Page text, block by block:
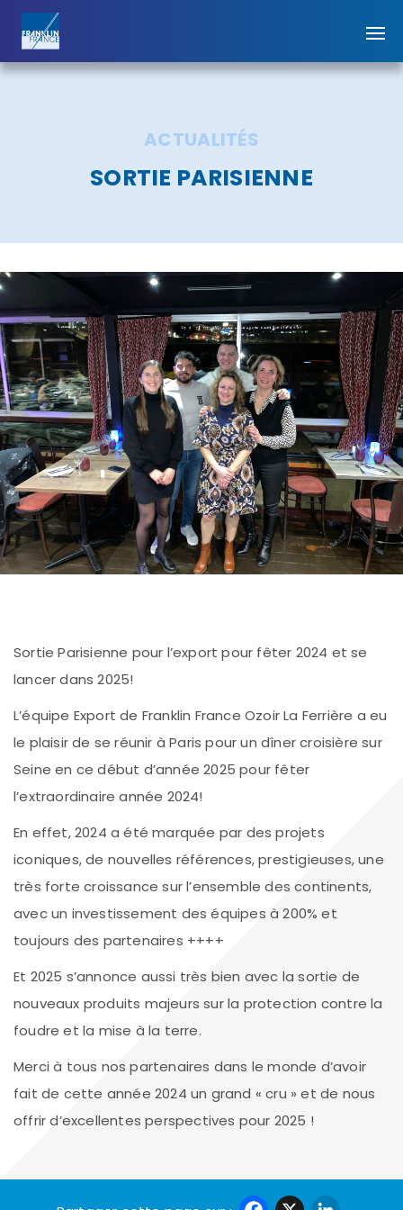
ACTUALITÉS
SORTIE PARISIENNE
Sortie Parisienne pour l’export pour fêter 2024 et se
lancer dans 2025!
L’équipe Export de Franklin France Ozoir La Ferrière a eu
le plaisir de se réunir à Paris pour un dîner croisière sur
Seine en ce début d’année 2025 pour fêter
l’extraordinaire année 2024!
En effet, 2024 a été marquée par des projets
iconiques, de nouvelles références, prestigieuses, une
très forte croissance sur l’ensemble des continents,
avec un investissement des équipes à 200% et
toujours des partenaires ++++
Et 2025 s’annonce aussi très bien avec la sortie de
nouveaux produits majeurs sur la protection contre la
foudre et la mise à la terre.
Merci à tous nos partenaires dans le monde d’avoir
fait de cette année 2024 un grand « cru » et de nous
offrir d’excellentes perspectives pour 2025 !